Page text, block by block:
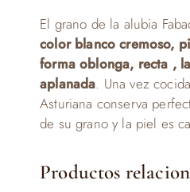
El grano de la alubia
color blanco cremoso,
forma oblonga, recta ,
aplanada. Una vez
Asturiana conserva
de su grano y la piel es
Productos